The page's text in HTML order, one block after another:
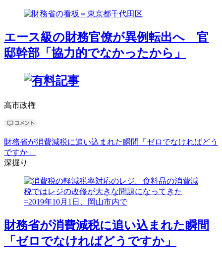
エース級の財務官僚が異例転出へ 官
邸幹部「協力的でなかったから」
高市政権
財務省が消費減税に追い込まれた瞬間「ゼロでなければどう
ですか」
深掘り
財務省が消費減税に追い込まれた瞬間
「ゼロでなければどうですか」